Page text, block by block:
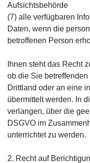
Aufsichtsbehörde
(7) alle verfügbaren
Daten, wenn die
betroffenen Person
Ihnen steht das Recht
ob die Sie
Drittland oder an eine
übermittelt werden. In
verlangen, über die
DSGVO im
unterrichtet zu werden.
2. Recht auf